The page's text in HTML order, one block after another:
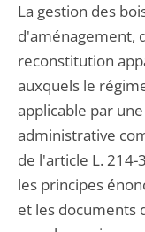
La gestion des
d'aménagement,
reconstitution
auxquels le
applicable par
administrative
de l'article L.
les principes
et les documents